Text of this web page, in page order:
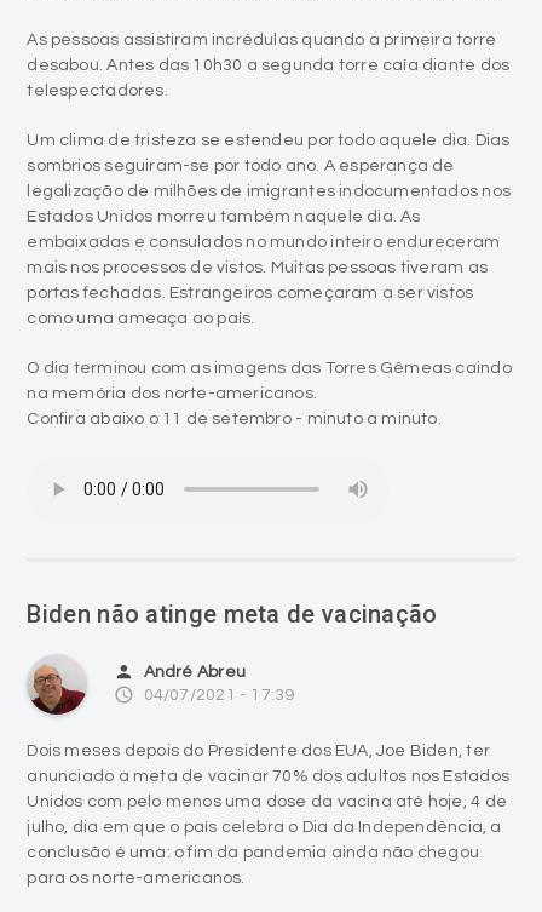
As pessoas assistiram incrédulas quando a primeira torre
desabou. Antes das 10h30 a segunda torre caía diante dos
telespectadores.
Um clima de tristeza se estendeu por todo aquele dia. Dias
sombrios seguiram-se por todo ano. A esperança de
legalização de milhões de imigrantes indocumentados nos
Estados Unidos morreu também naquele dia. As
embaixadas e consulados no mundo inteiro endureceram
mais nos processos de vistos. Muitas pessoas tiveram as
portas fechadas. Estrangeiros começaram a ser vistos
como uma ameaça ao país.
O dia terminou com as imagens das Torres Gêmeas caindo
na memória dos norte-americanos.
Confira abaixo o 11 de setembro - minuto a minuto.
Biden não atinge meta de vacinação
person André Abreu
access_time 04/07/2021 - 17:39
Dois meses depois do Presidente dos EUA, Joe Biden, ter
anunciado a meta de vacinar 70% dos adultos nos Estados
Unidos com pelo menos uma dose da vacina até hoje, 4 de
julho, dia em que o país celebra o Dia da Independência, a
conclusão é uma: o fim da pandemia ainda não chegou
para os norte-americanos.